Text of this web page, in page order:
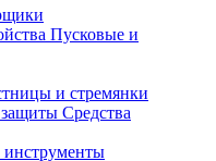
Пусковые и
и стремянки
Средства